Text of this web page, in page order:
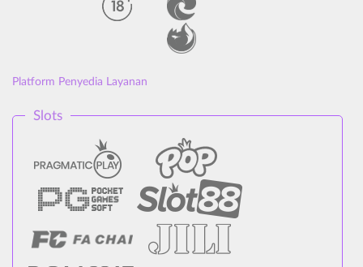
Platform Penyedia Layanan
Slots